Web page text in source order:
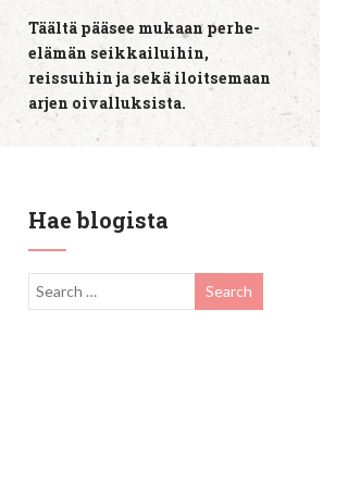
Täältä pääsee mukaan perhe-
elämän seikkailuihin,
reissuihin ja sekä iloitsemaan
arjen oivalluksista.
Hae blogista